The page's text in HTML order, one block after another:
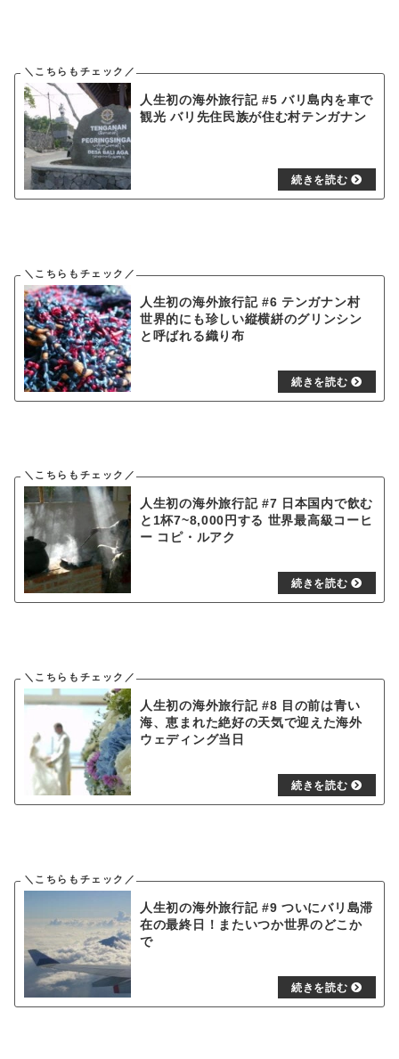
人生初の海外旅行記 #5 バリ島内を車で
観光 バリ先住民族が住む村テンガナン
人生初の海外旅行記 #6 テンガナン村
世界的にも珍しい縦横絣のグリンシン
と呼ばれる織り布
人生初の海外旅行記 #7 日本国内で飲む
と1杯7~8,000円する 世界最高級コーヒ
ー コピ・ルアク
人生初の海外旅行記 #8 目の前は青い
海、恵まれた絶好の天気で迎えた海外
ウェディング当日
人生初の海外旅行記 #9 ついにバリ島滞
在の最終日！またいつか世界のどこか
で